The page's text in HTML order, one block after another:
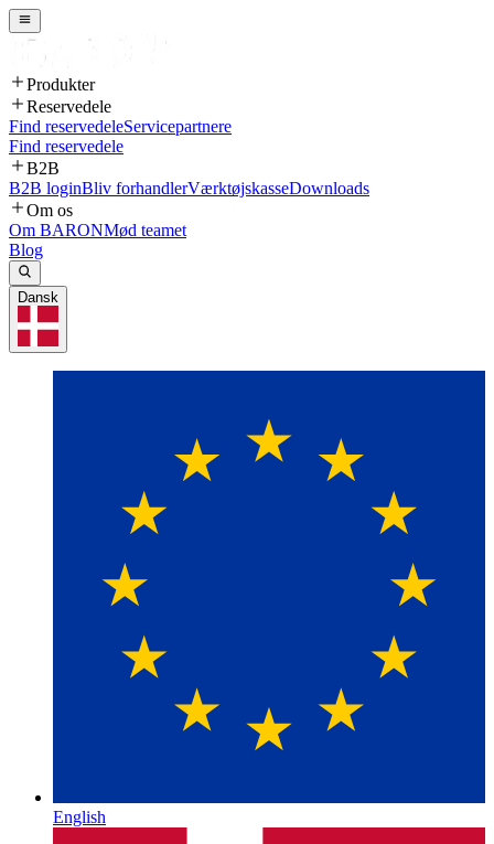
Produkter
Reservedele
Find reservedeleServicepartnere
Find reservedele
B2B
B2B loginBliv forhandlerVærktøjskasseDownloads
Om os
Om BARONMød teamet
Blog
Dansk
English